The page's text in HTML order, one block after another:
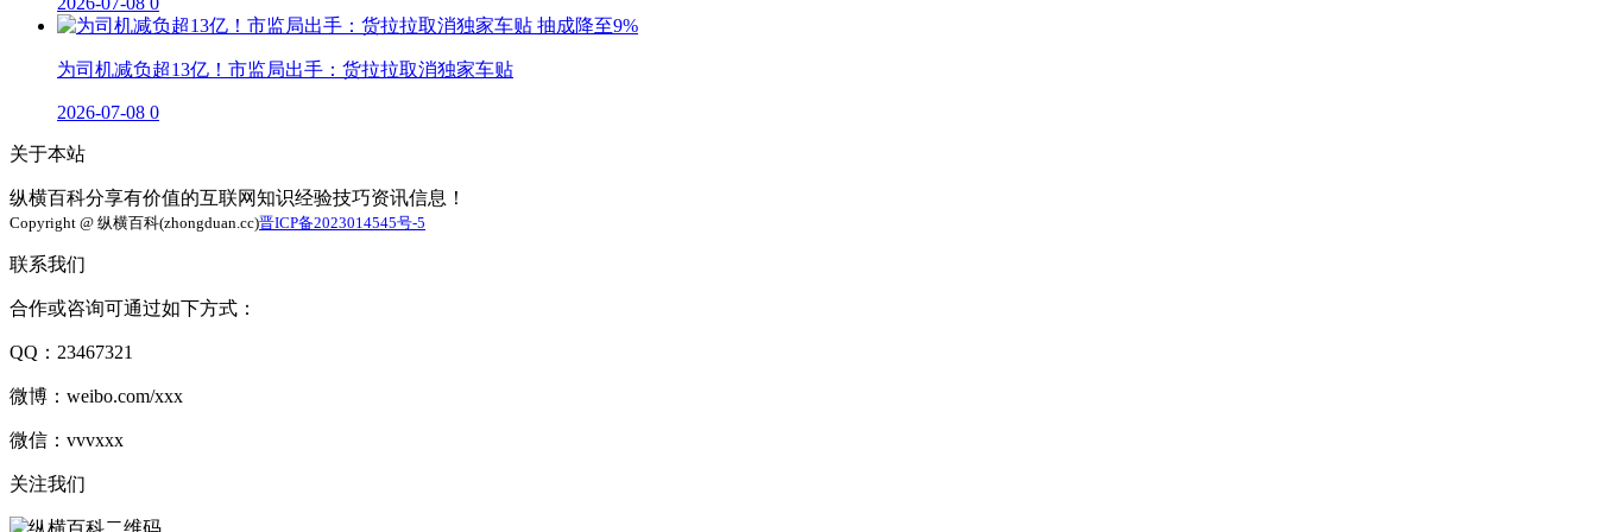
为司机减负超13亿！市监局出手：货拉拉取消独家车贴
2026-07-08 0
关于本站
纵横百科分享有价值的互联网知识经验技巧资讯信息！
Copyright @ 纵横百科(zhongduan.cc)晋ICP备2023014545号-5
联系我们
合作或咨询可通过如下方式：
QQ：23467321
微博：weibo.com/xxx
微信：vvvxxx
关注我们